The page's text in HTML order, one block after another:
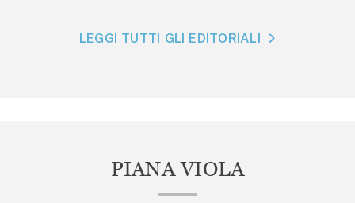
LEGGI TUTTI GLI EDITORIALI
PIANA VIOLA